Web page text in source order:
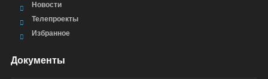
Новости
Телепроекты
Избранное
Документы